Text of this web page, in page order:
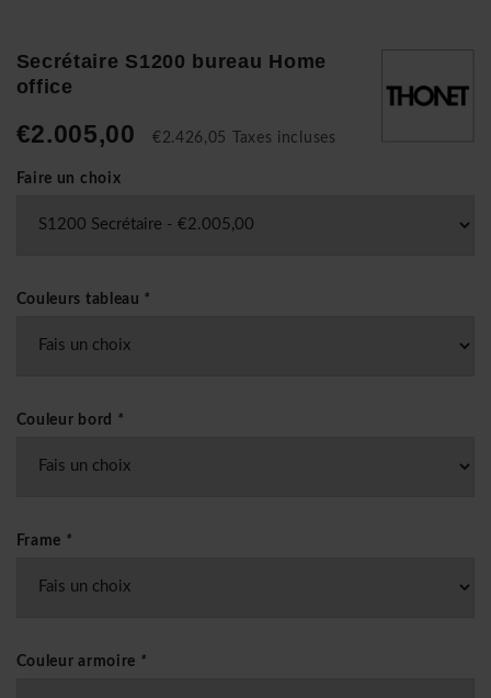
Secrétaire S1200 bureau Home
office
€2.005,00 €2.426,05 Taxes incluses
Faire un choix
Couleurs tableau *
Couleur bord *
Frame *
Couleur armoire *